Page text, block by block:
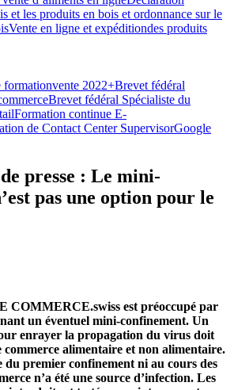
et les produits en bois et ordonnance sur le
Vente en ligne et expéditiondes produits
formationvente 2022+Brevet fédéral
Brevet fédéral Spécialiste du
Formation continue E-
de Contact Center SupervisorGoogle
presse : Le mini-
pas une option pour le
COMMERCE.swiss est préoccupé par
un éventuel mini-confinement. Un
enrayer la propagation du virus doit
commerce alimentaire et non alimentaire.
premier confinement ni au cours des
n’a été une source d’infection. Les